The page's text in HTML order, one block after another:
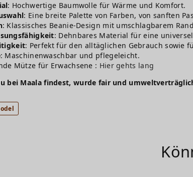
: Hochwertige Baumwolle für Wärme und Komfort.
: Eine breite Palette von Farben, von sanften
: Klassisches Beanie-Design mit umschlagbarem
: Dehnbares Material für eine
: Perfekt für den alltäglichen Gebrauch sowie
: Maschinenwaschbar und pflegeleicht.
Mütze für Erwachsene : Hier gehts lang
bei Maala findest, wurde fair und